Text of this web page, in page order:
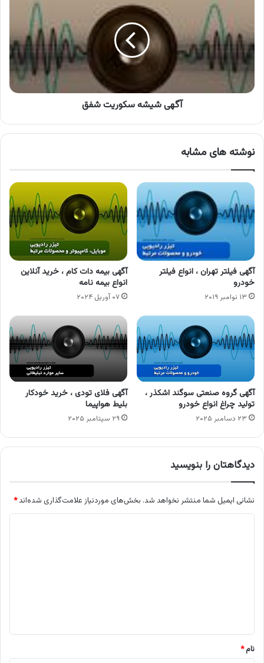
شفق
آگهی شیشه سکوریت شفق
نوشته های مشابه
آگهی فیلتر تهران ، انواع فیلتر
خودرو
۱۳ نوامبر ۲۰۱۹
آگهی بیمه دات کام ، خرید آنلاین
انواع بیمه نامه
۰۷ آوریل ۲۰۲۴
آگهی گروه صنعتی سوگند اشکذر ،
تولید چراغ انواع خودرو
۲۳ دسامبر ۲۰۲۵
آگهی فلای تودی ، خرید خودکار
بلیط هواپیما
۲۹ سپتامبر ۲۰۲۵
دیدگاهتان را بنویسید
نشانی ایمیل شما منتشر نخواهد شد. بخش‌های موردنیاز علامت‌گذاری شده‌اند*
نام*